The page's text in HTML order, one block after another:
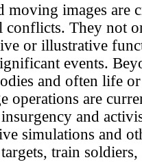
moving images are
conflicts. They not
or illustrative
events.
and often life
operations are
and
simulations and
train